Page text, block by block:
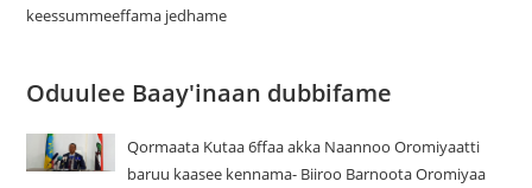
keessummeeffama jedhame
Oduulee Baay'inaan dubbifame
Qormaata Kutaa 6ffaa akka Naannoo Oromiyaatti
baruu kaasee kennama- Biiroo Barnoota Oromiyaa